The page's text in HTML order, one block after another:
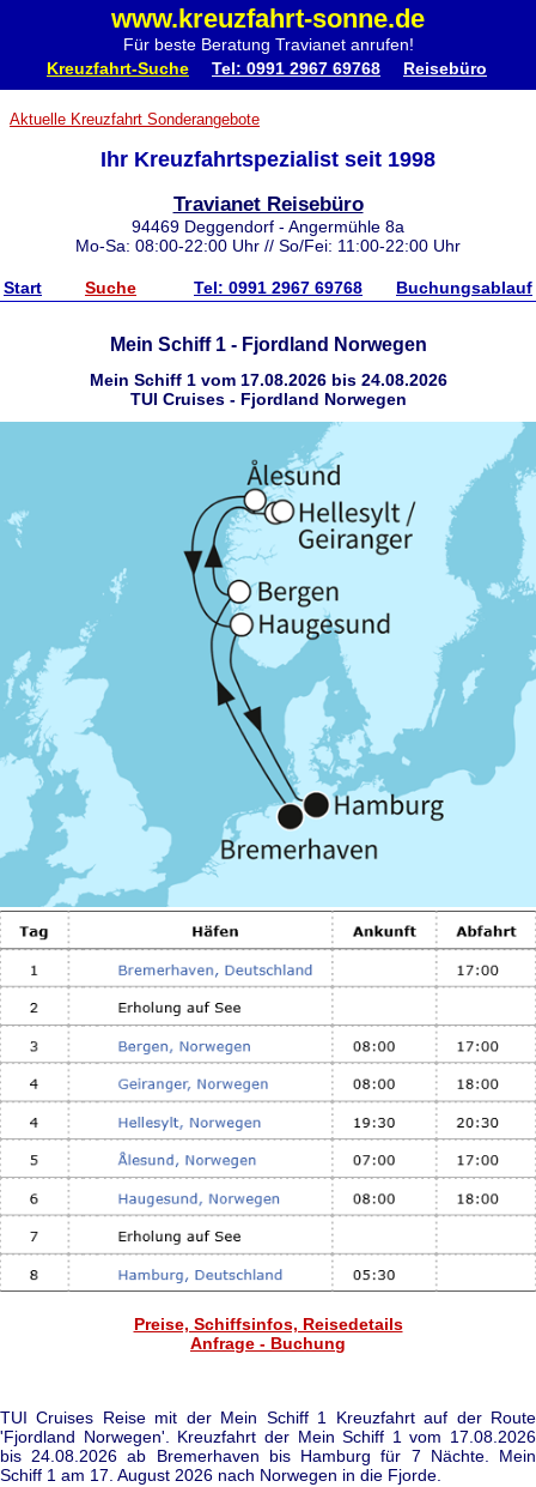
www.kreuzfahrt-sonne.de
Für beste Beratung Travianet anrufen!
Kreuzfahrt-Suche Tel: 0991 2967 69768 Reisebüro
Aktuelle Kreuzfahrt Sonderangebote
Ihr Kreuzfahrtspezialist seit 1998
Travianet Reisebüro
94469 Deggendorf - Angermühle 8a
Mo-Sa: 08:00-22:00 Uhr // So/Fei: 11:00-22:00 Uhr
Start Suche Tel: 0991 2967 69768 Buchungsablauf
Mein Schiff 1 - Fjordland Norwegen
Mein Schiff 1 vom 17.08.2026 bis 24.08.2026
TUI Cruises - Fjordland Norwegen
Preise, Schiffsinfos, Reisedetails
Anfrage - Buchung
TUI Cruises Reise mit der Mein Schiff 1 Kreuzfahrt auf der Route
'Fjordland Norwegen'. Kreuzfahrt der Mein Schiff 1 vom 17.08.2026
bis 24.08.2026 ab Bremerhaven bis Hamburg für 7 Nächte. Mein
Schiff 1 am 17. August 2026 nach Norwegen in die Fjorde.